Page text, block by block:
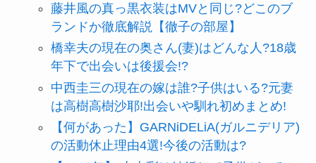
藤井風の真っ黒衣装はMVと同じ?どこのブ
ランドか徹底解説【徹子の部屋】
橋幸夫の現在の奥さん(妻)はどんな人?18歳
年下で出会いは後援会!?
中西圭三の現在の嫁は誰?子供はいる?元妻
は高樹高樹沙耶!出会いや馴れ初めまとめ!
【何があった】GARNiDELiA(ガルニデリア)
の活動休止理由4選!今後の活動は?